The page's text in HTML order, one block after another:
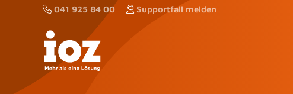
041 925 84 00 Supportfall melden